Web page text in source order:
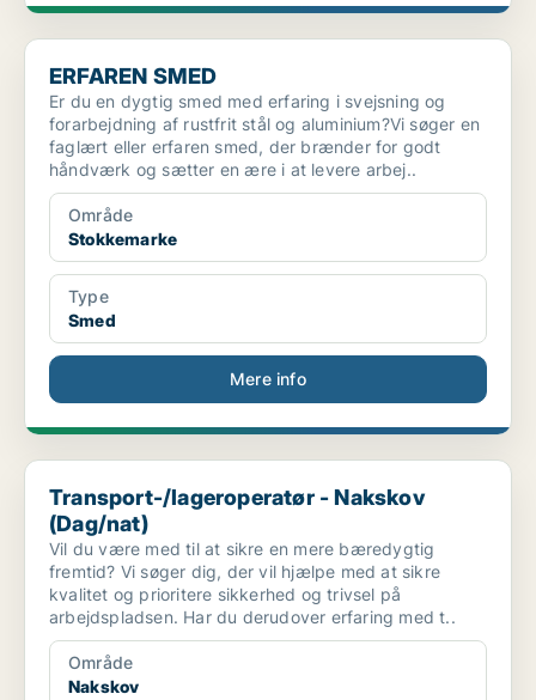
ERFAREN SMED
ERFAREN SMED
Er du en dygtig smed med erfaring i svejsning og
forarbejdning af rustfrit stål og aluminium?Vi søger en
faglært eller erfaren smed, der brænder for godt
håndværk og sætter en ære i at levere arbej..
Område
Stokkemarke
Type
Smed
Mere info
Transport-/lageroperatør - Nakskov (Dag/nat)
Transport-/lageroperatør - Nakskov
(Dag/nat)
Vil du være med til at sikre en mere bæredygtig
fremtid? Vi søger dig, der vil hjælpe med at sikre
kvalitet og prioritere sikkerhed og trivsel på
arbejdspladsen. Har du derudover erfaring med t..
Område
Nakskov